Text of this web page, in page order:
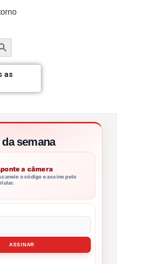
de pesquisa
as
semana
a câmera
o código e assine pelo